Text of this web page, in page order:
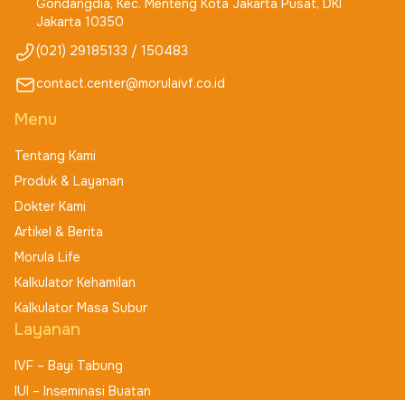
Jakarta 10350
(021) 29185133 / 150483
contact.center@morulaivf.co.id
Menu
Tentang Kami
Produk & Layanan
Dokter Kami
Artikel & Berita
Morula Life
Kalkulator Kehamilan
Kalkulator Masa Subur
Layanan
IVF – Bayi Tabung
IUI – Inseminasi Buatan